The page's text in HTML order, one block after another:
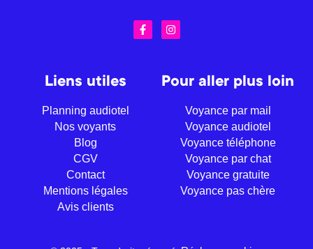
Liens utiles
Planning audiotel
Nos voyants
Blog
CGV
Contact
Mentions légales
Avis clients
Pour aller plus loin
Voyance par mail
Voyance audiotel
Voyance téléphone
Voyance par chat
Voyance gratuite
Voyance pas chère